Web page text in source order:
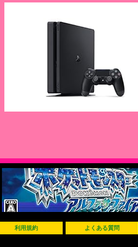
利用規約 よくある質問